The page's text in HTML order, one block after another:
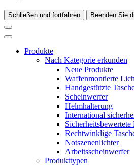
Schließen und fortfahren Beenden Sie
Produkte
Nach Kategorie erkunden
Neue Produkte
Waffenmontierte
Handgestützte
Scheinwerfer
Helmhalterung
International
Sicherheitsbewertete
Rechtwinklige
Notszenenlichter
Arbeitsscheinwerfer
Produkttypen